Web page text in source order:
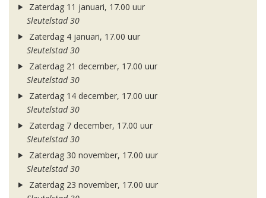
Zaterdag 11 januari, 17.00 uur
Sleutelstad 30
Zaterdag 4 januari, 17.00 uur
Sleutelstad 30
Zaterdag 21 december, 17.00 uur
Sleutelstad 30
Zaterdag 14 december, 17.00 uur
Sleutelstad 30
Zaterdag 7 december, 17.00 uur
Sleutelstad 30
Zaterdag 30 november, 17.00 uur
Sleutelstad 30
Zaterdag 23 november, 17.00 uur